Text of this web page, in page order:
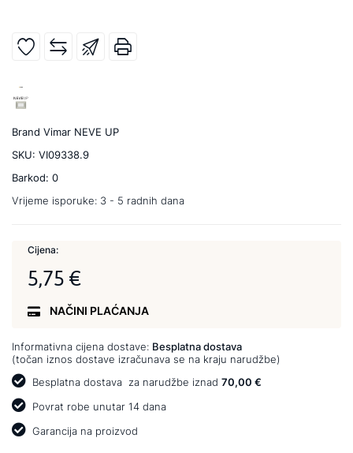
Brand Vimar NEVE UP
SKU: VI09338.9
Barkod: 0
Vrijeme isporuke: 3 - 5 radnih dana
Cijena:
5,75 €
NAČINI PLAĆANJA
Informativna cijena dostave: Besplatna dostava
(točan iznos dostave izračunava se na kraju narudžbe)
Besplatna dostava za narudžbe iznad 70,00 €
Povrat robe unutar 14 dana
Garancija na proizvod